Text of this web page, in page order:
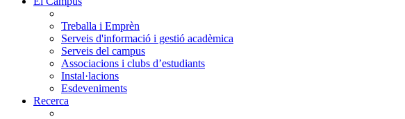
Treballa i Emprèn
Serveis d'informació i gestió acadèmica
Serveis del campus
Associacions i clubs d’estudiants
Instal·lacions
Esdeveniments
Recerca